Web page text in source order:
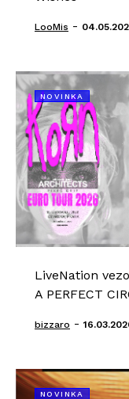
LooMis -
NOVINKA
LiveNation
A PERFECT
bizzaro -
NOVINKA